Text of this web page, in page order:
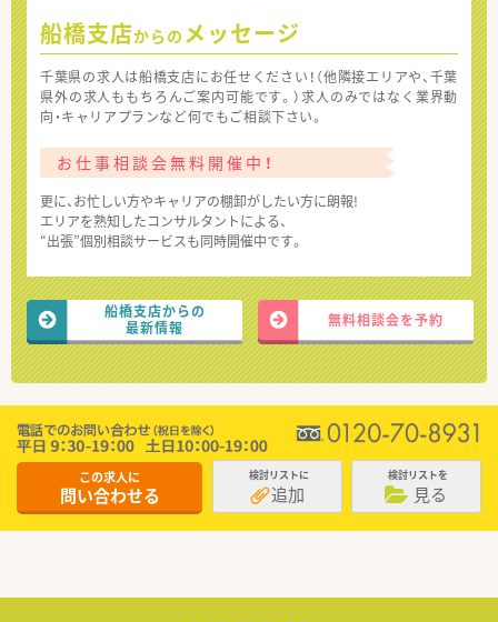
船橋支店からの メッセージ
千葉県の求人は船橋支店にお任せください！（他隣接エリアや、千葉
県外の求人ももちろんご案内可能です。）求人のみではなく業界動
向・キャリアプランなど何でもご相談下さい。
お仕事相談会無料開催中！
更に、お忙しい方やキャリアの棚卸がしたい方に朗報!
エリアを熟知したコンサルタントによる、
“出張”個別相談サービスも同時開催中です。
船橋支店からの
最新情報
無料相談会を予約
この求人に
問い合わせる
検討リストに
追加
検討リストを
見る